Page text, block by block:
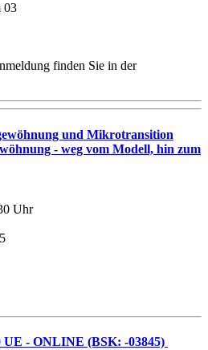
03
finden Sie in der
und Mikrotransition
- weg vom Modell, hin zum
Uhr
UE - ONLINE (BSK: -03845)